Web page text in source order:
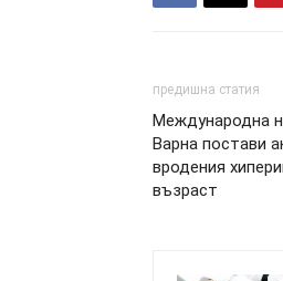
предишна статия
Международна
Варна постави
вродения
възраст